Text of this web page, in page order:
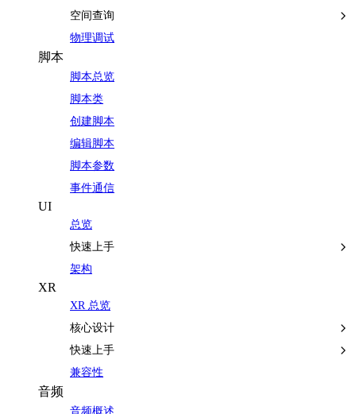
空间查询
物理调试
脚本
脚本总览
脚本类
创建脚本
编辑脚本
脚本参数
事件通信
UI
总览
快速上手
架构
XR
XR 总览
核心设计
快速上手
兼容性
音频
音频概述